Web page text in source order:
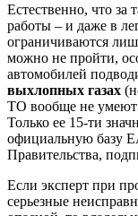
Естественно, что за
работы – и даже в
ограничиваются
можно не пройти,
автомобилей
выхлопных газах
ТО вообще не умеют
Только ее 15-ти
официальную базу
Правительства,
Если эксперт при
серьезные